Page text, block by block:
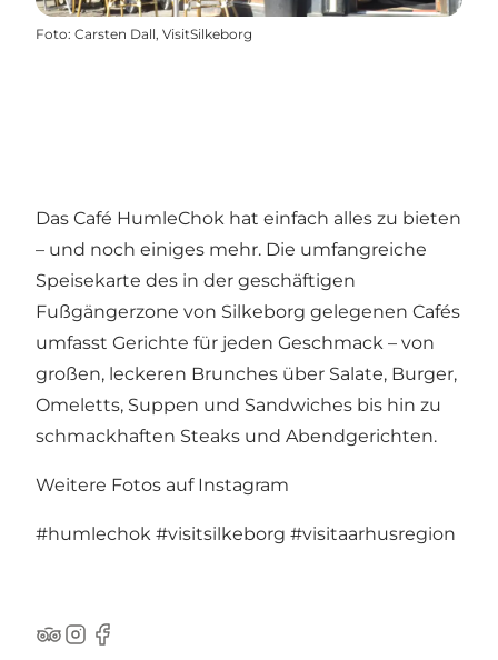
Foto: Carsten Dall, VisitSilkeborg
Das Café HumleChok hat einfach alles zu bieten
– und noch einiges mehr. Die umfangreiche
Speisekarte des in der geschäftigen
Fußgängerzone von Silkeborg gelegenen Cafés
umfasst Gerichte für jeden Geschmack – von
großen, leckeren Brunches über Salate, Burger,
Omeletts, Suppen und Sandwiches bis hin zu
schmackhaften Steaks und Abendgerichten.
Weitere Fotos auf Instagram
#humlechok #visitsilkeborg #visitaarhusregion
TripAdvisor
Instagram
Facebook